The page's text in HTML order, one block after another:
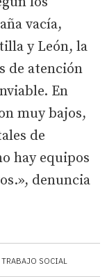
TRABAJO SOCIAL
vacía,
y León, la
de atención
En
muy bajos,
de
hay equipos
denuncia